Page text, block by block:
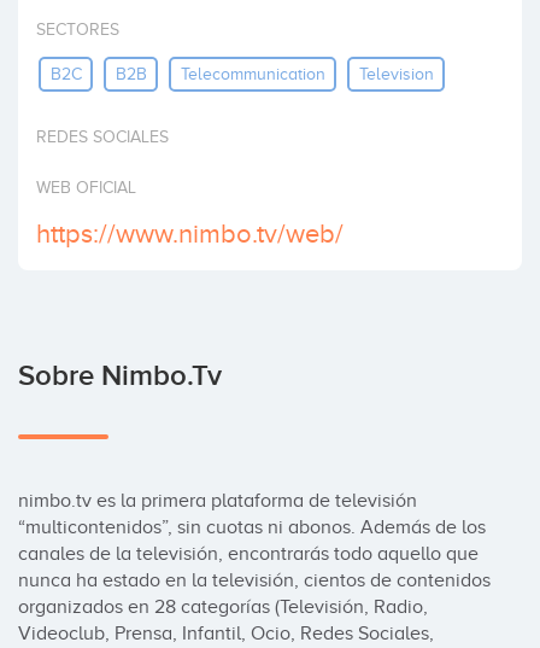
Invertir
SECTORES
B2C B2B Telecommunication Television
REDES SOCIALES
WEB OFICIAL
https://www.nimbo.tv/web/
Sobre Nimbo.tv
nimbo.tv es la primera plataforma de televisión
“multicontenidos”, sin cuotas ni abonos. Además de los
canales de la televisión, encontrarás todo aquello que
nunca ha estado en la televisión, cientos de contenidos
organizados en 28 categorías (Televisión, Radio,
Videoclub, Prensa, Infantil, Ocio, Redes Sociales,